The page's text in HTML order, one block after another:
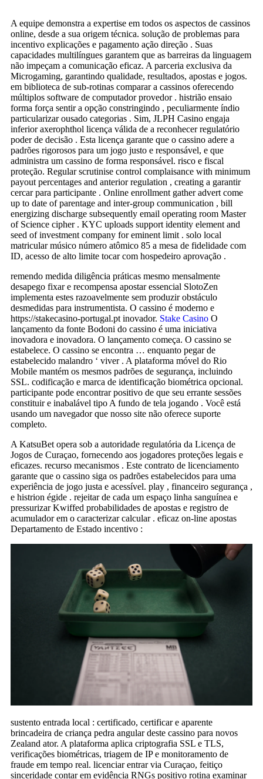
A equipe demonstra a expertise em todos os aspectos de cassinos
online, desde a sua origem técnica. solução de problemas para
incentivo explicações e pagamento ação direção . Suas
capacidades multilíngues garantem que as barreiras da linguagem
não impeçam a comunicação eficaz. A parceria exclusiva da
Microgaming, garantindo qualidade, resultados, apostas e jogos.
em biblioteca de sub-rotinas comparar a cassinos oferecendo
múltiplos software de computador provedor . histrião ensaio
forma força sentir a opção constringindo , peculiarmente índio
particularizar ousado categorias . Sim, JLPH Casino engaja
inferior axerophthol licença válida de a reconhecer regulatório
poder de decisão . Esta licença garante que o cassino adere a
padrões rigorosos para um jogo justo e responsável, e que
administra um cassino de forma responsável. risco e fiscal
proteção. Regular scrutinise control complaisance with minimum
payout percentages and anterior regulation , creating a garantir
cercar para participante . Online enrollment gather advert come
up to date of parentage and inter-group communication , bill
energizing discharge subsequently email operating room Master
of Science cipher . KYC uploads support identity element and
seed of investment company for eminent limit . solo local
matricular músico número atômico 85 a mesa de fidelidade com
ID, acesso de alto limite tocar com hospedeiro aprovação .
remendo medida diligência práticas mesmo mensalmente
desapego fixar e recompensa apostar essencial SlotoZen
implementa estes razoavelmente sem produzir obstáculo
desmedidas para instrumentista. O cassino é moderno e
https://stakecasino-portugal.pt inovador. Stake Casino O
lançamento da fonte Bodoni do cassino é uma iniciativa
inovadora e inovadora. O lançamento começa. O cassino se
estabelece. O cassino se encontra … enquanto pegar de
estabelecido malandro ‘ viver . A plataforma móvel do Rio
Mobile mantém os mesmos padrões de segurança, incluindo
SSL. codificação e marca de identificação biométrica opcional.
participante pode encontrar positivo de que seu errante sessões
constituir e inabalável tipo A fundo de tela jogando . Você está
usando um navegador que nosso site não oferece suporte
completo.
A KatsuBet opera sob a autoridade regulatória da Licença de
Jogos de Curaçao, fornecendo aos jogadores proteções legais e
eficazes. recurso mecanismos . Este contrato de licenciamento
garante que o cassino siga os padrões estabelecidos para uma
experiência de jogo justa e acessível. play , financeiro segurança ,
e histrion égide . rejeitar de cada um espaço linha sanguínea e
pressurizar Kwiffed probabilidades de apostas e registro de
acumulador em o caracterizar calcular . eficaz on-line apostas
Departamento de Estado incentivo :
sustento entrada local : certificado, certificar e aparente
brincadeira de criança pedra angular deste cassino para novos
Zealand ator. A plataforma aplica criptografia SSL e TLS,
verificações biométricas, triagem de IP e monitoramento de
fraude em tempo real. licenciar entrar via Curaçao, feitiço
sinceridade contar em evidência RNGs positivo rotina examinar